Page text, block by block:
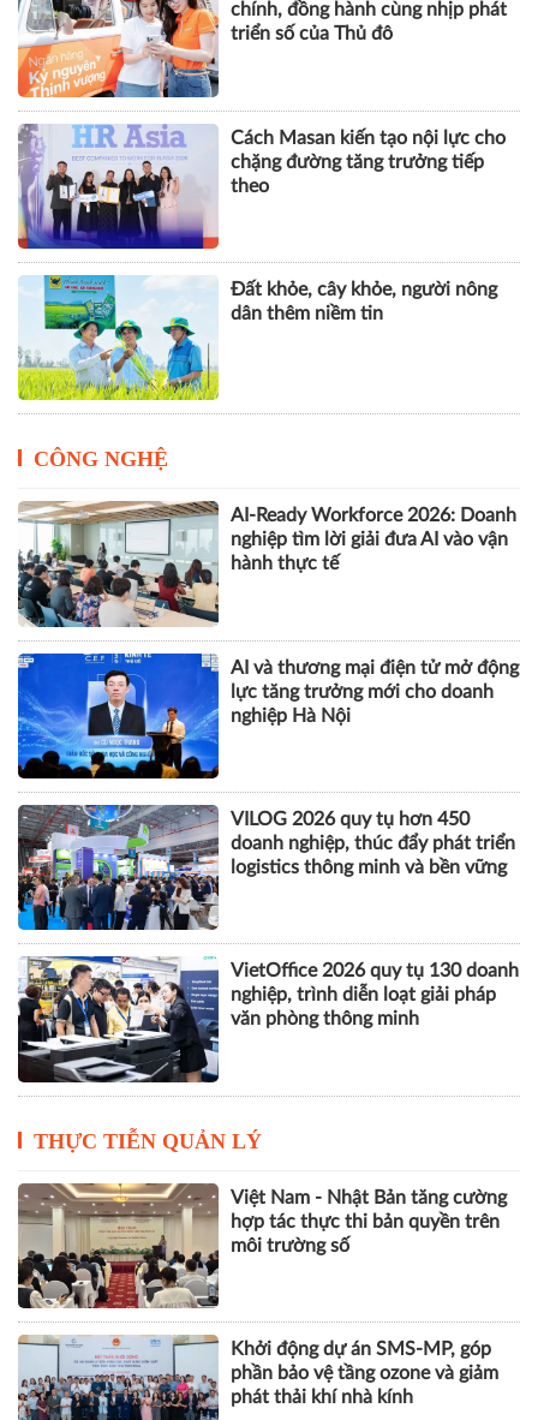
mắt giải pháp quản trị chi tiêu tích
hợp AI cho doanh nghiệp
GPBank mở rộng hệ sinh thái tài
chính, đồng hành cùng nhịp phát
triển số của Thủ đô
Cách Masan kiến tạo nội lực cho
chặng đường tăng trưởng tiếp
CÔNG NGHỆ
AI-Ready Workforce 2026: Doanh
nghiệp tìm lời giải đưa AI vào vận
hành thực tế
AI và thương mại điện tử mở động
lực tăng trưởng mới cho doanh
nghiệp Hà Nội
VILOG 2026 quy tụ hơn 450
doanh nghiệp, thúc đẩy phát triển
logistics thông minh và bền vững
VietOffice 2026 quy tụ 130 doanh
THỰC TIỄN QUẢN LÝ
Việt Nam - Nhật Bản tăng cường
hợp tác thực thi bản quyền trên
môi trường số